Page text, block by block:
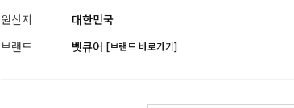
원산지
대한민국
브랜드
벳큐어 [브랜드 바로가기]